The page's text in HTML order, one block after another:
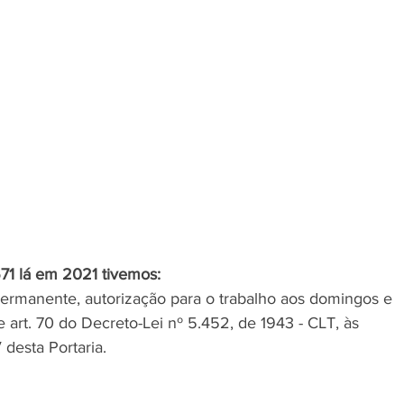
lá em 2021 tivemos:
autorização para o trabalho aos domingos e
70 do Decreto-Lei nº 5.452, de 1943 - CLT, às
Portaria.